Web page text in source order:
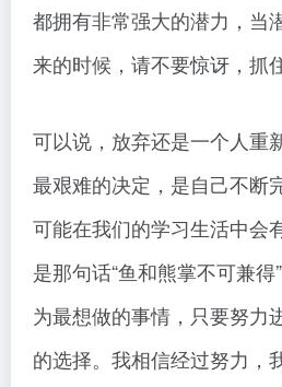
都拥有非常强大的潜力，当
来的时候，请不要惊讶，抓
可以说，放弃还是一个人重
最艰难的决定，是自己不断
可能在我们的学习生活中会
是那句话“鱼和熊掌不可兼
为最想做的事情，只要努力
的选择。我相信经过努力，